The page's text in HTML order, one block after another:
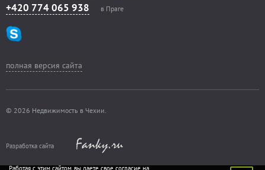
+420 774 065 938 в Праге
полная версия сайта
© 2026 Недвижимость в Чехии.
Разработка сайта
Работая с этим сайтом, вы даете свое согласие на